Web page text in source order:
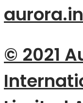
© 2021